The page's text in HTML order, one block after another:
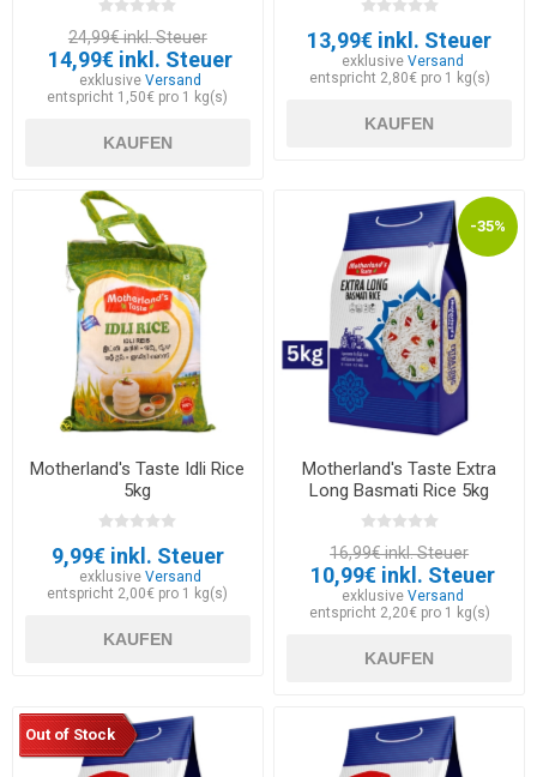
24,99€ inkl. Steuer
14,99€ inkl. Steuer
exklusiveVersand
entspricht 1,50€ pro 1 kg(s)
KAUFEN
13,99€ inkl. Steuer
exklusive Versand
entspricht 2,80€ pro 1 kg(s)
KAUFEN
Motherland's Taste Idli Rice
5kg
9,99€ inkl. Steuer
exklusiveVersand
entspricht 2,00€ pro 1 kg(s)
KAUFEN
-35%
Motherland's Taste Extra
Long Basmati Rice 5kg
16,99€ inkl. Steuer
10,99€ inkl. Steuer
exklusive Versand
entspricht 2,20€ pro 1 kg(s)
KAUFEN
Out of Stock